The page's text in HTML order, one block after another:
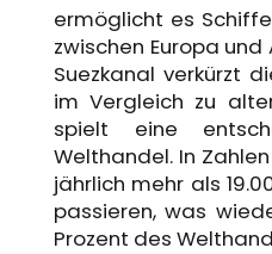
ermöglicht es
zwischen Europa und
Suezkanal verkürzt
im Vergleich zu
spielt eine
Welthandel. In
jährlich mehr als
passieren, was
Prozent des